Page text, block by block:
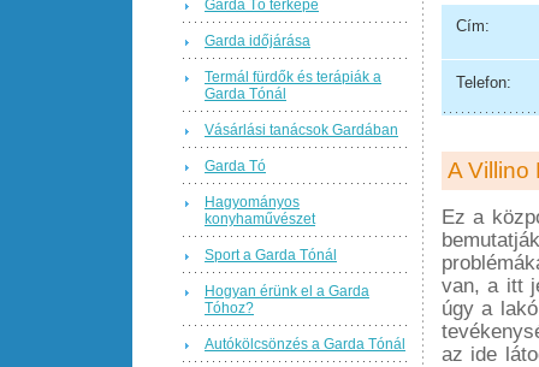
Cím:
Telefon:
A Villino
Ez a
van, a itt
úgy a
az ide
Garda Tó térképe
Garda időjárása
Termál fürdők és terápiák a
Garda Tónál
Vásárlási tanácsok Gardában
Garda Tó
Hagyományos
konyhaművészet
Sport a Garda Tónál
Hogyan érünk el a Garda
Tóhoz?
Autókölcsönzés a Garda Tónál